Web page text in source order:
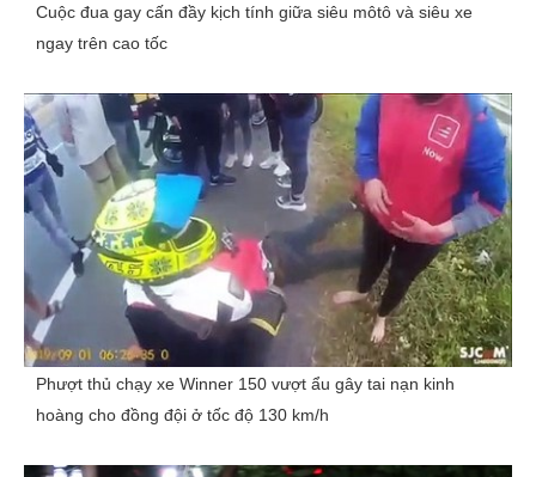
Cuộc đua gay cấn đầy kịch tính giữa siêu môtô và siêu xe
ngay trên cao tốc
Phượt thủ chạy xe Winner 150 vượt ẩu gây tai nạn kinh
hoàng cho đồng đội ở tốc độ 130 km/h